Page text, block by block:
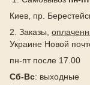
Киев, пр.
2. Заказы,
Украине Новой
пн-пт после 17.00
Сб-Вс: выходные